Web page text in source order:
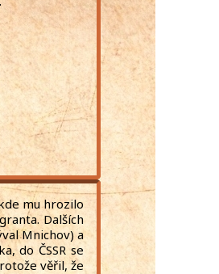
mu hrozilo
Dalších
Mnichov) a
do ČSSR se
věřil, že